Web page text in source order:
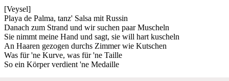
[Veysel]
Playa de Palma, tanz' Salsa mit Russin
Danach zum Strand und wir suchen paar Muscheln
Sie nimmt meine Hand und sagt, sie will hart kuscheln
An Haaren gezogen durchs Zimmer wie Kutschen
Was für 'ne Kurve, was für 'ne Taille
So ein Körper verdient 'ne Medaille